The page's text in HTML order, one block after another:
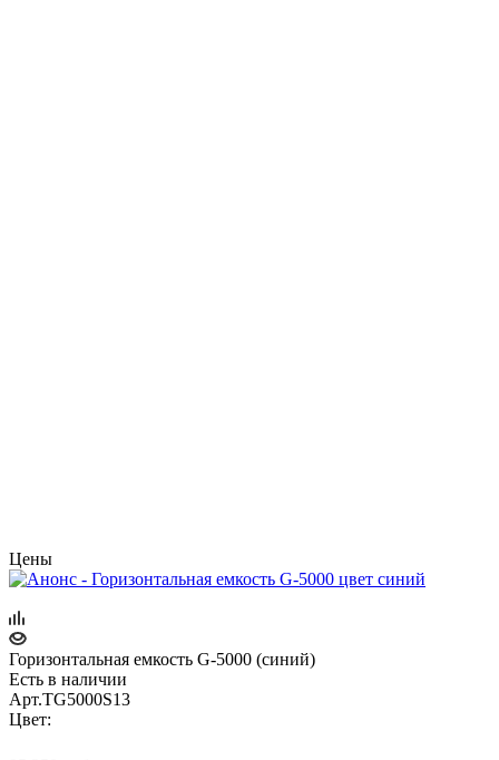
Цены
Горизонтальная емкость G-5000 (синий)
Есть в наличии
Арт.TG5000S13
Цвет: